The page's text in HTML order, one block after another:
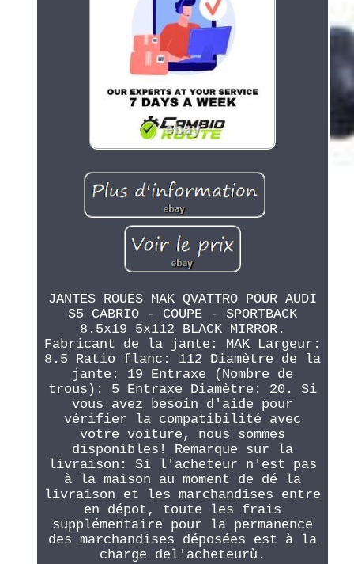
JANTES ROUES MAK QVATTRO POUR AUDI
S5 CABRIO - COUPE - SPORTBACK
8.5x19 5x112 BLACK MIRROR.
Fabricant de la jante: MAK Largeur:
8.5 Ratio flanc: 112 Diamètre de la
jante: 19 Entraxe (Nombre de
trous): 5 Entraxe Diamètre: 20. Si
vous avez besoin d'aide pour
vérifier la compatibilité avec
votre voiture, nous sommes
disponibles! Remarque sur la
livraison: Si l'acheteur n'est pas
à la maison au moment de dé la
livraison et les marchandises entre
en dépot, toute les frais
supplémentaire pour la permanence
des marchandises déposées est à la
charge del'acheteurù.